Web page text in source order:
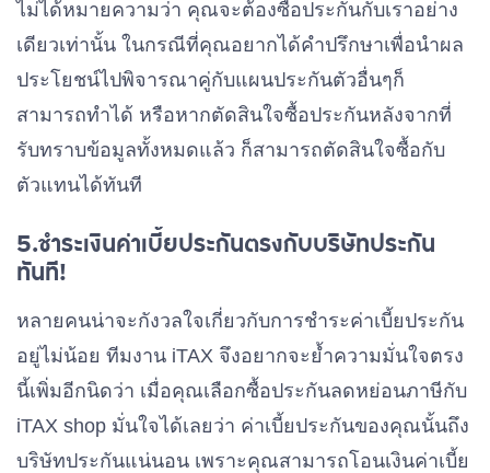
ไม่ได้หมายความว่า คุณจะต้องซื้อประกันกับเราอย่าง
เดียวเท่านั้น ในกรณีที่คุณอยากได้คำปรึกษาเพื่อนำผล
ประโยชน์ไปพิจารณาคู่กับแผนประกันตัวอื่นๆก็
สามารถทำได้ หรือหากตัดสินใจซื้อประกันหลังจากที่
รับทราบข้อมูลทั้งหมดแล้ว ก็สามารถตัดสินใจซื้อกับ
ตัวแทนได้ทันที
5.ชำระเงินค่าเบี้ยประกันตรงกับบริษัทประกัน
ทันที!
หลายคนน่าจะกังวลใจเกี่ยวกับการชำระค่าเบี้ยประกัน
อยู่ไม่น้อย ทีมงาน iTAX จึงอยากจะย้ำความมั่นใจตรง
นี้เพิ่มอีกนิดว่า เมื่อคุณเลือกซื้อประกันลดหย่อนภาษีกับ
iTAX shop มั่นใจได้เลยว่า ค่าเบี้ยประกันของคุณนั้นถึง
บริษัทประกันแน่นอน เพราะคุณสามารถโอนเงินค่าเบี้ย